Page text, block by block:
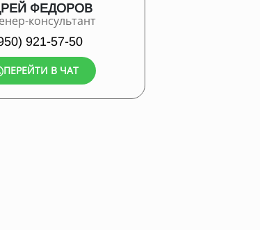
ФЕДОРОВ
консультант
921-57-50
ПЕРЕЙТИ В ЧАТ